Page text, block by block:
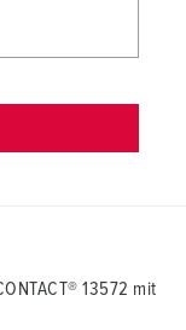
13572 mit